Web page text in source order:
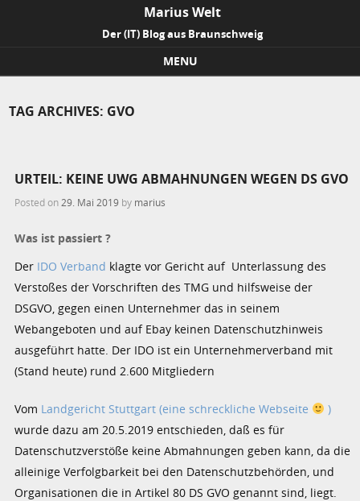
Marius Welt
Der (IT) Blog aus Braunschweig
MENU
TAG ARCHIVES: GVO
URTEIL: KEINE UWG ABMAHNUNGEN WEGEN DS GVO
Posted on 29. Mai 2019 by marius
Was ist passiert ?
Der IDO Verband klagte vor Gericht auf Unterlassung des
Verstoßes der Vorschriften desTMG und hilfsweise der
DSGVO , gegen einen Unternehmer das in seinem
Webangeboten und auf Ebay keinen Datenschutzhinweis
ausgeführt hatte. Der IDO ist ein Unternehmerverband mit
(Stand heute) rund 2.600 Mitgliedern
Vom Landgericht Stuttgart (eine schreckliche Webseite
)
wurde dazu am 20.5.2019 entschieden, daß es für
Datenschutzverstöße keine Abmahnungen geben kann, da die
alleinige Verfolgbarkeit bei den Datenschutzbehörden, und
Organisationen die in Artikel 80 DS GVO genannt sind, liegt.